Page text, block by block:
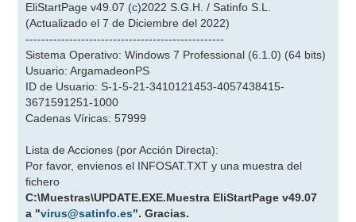
a
j
e
EliStartPage v49.07 (c)2022 S.G.H. / Satinfo S.L.
(Actualizado el 7 de Diciembre del 2022)
--------------------------------------------------
Sistema Operativo: Windows 7 Professional (6.1.0) (64 bits)
Usuario: ArgamadeonPS
ID de Usuario: S-1-5-21-3410121453-4057438415-
3671591251-1000
Cadenas Víricas: 57999
Lista de Acciones (por Acción Directa):
Por favor, envienos el INFOSAT.TXT y una muestra del
fichero
C:\Muestras\UPDATE.EXE.Muestra EliStartPage v49.07
a "virus@satinfo.es". Gracias.